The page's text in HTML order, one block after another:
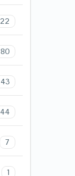
22
80
43
44
7
1